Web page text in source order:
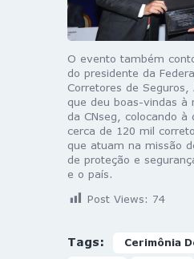
O evento também
do presidente da
Corretores de Seguros,
que deu boas-vindas à
da CNseg, colocando à
cerca de 120 mil
que atuam na missão
de proteção e
e o país.
Post Views: 74
Tags: Cerimônia